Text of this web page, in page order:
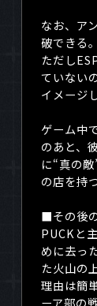
なお、ア
破できる。
ただし
ていない
イメージ
ゲーム中
のあと、
に“真の
の店を持
■その後
PUCKと
めに去っ
た火山の
理由は簡